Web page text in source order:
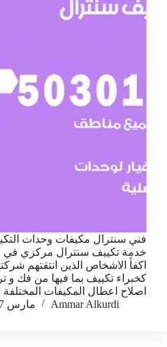
فني سنترال مكيفات وحدات
خدمة تكييف سنترال مركزي في
اكفأ الاشخاص الذين انتقتهم
كخبراء تكييف بما فيها من فك و
اصلاح اعطال المكيفات
Ammar Alkurdi
مارس 27, 2021